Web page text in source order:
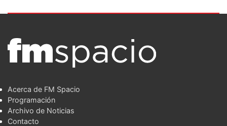
Acerca de FM Spacio
Programación
Archivo de Noticias
Contacto